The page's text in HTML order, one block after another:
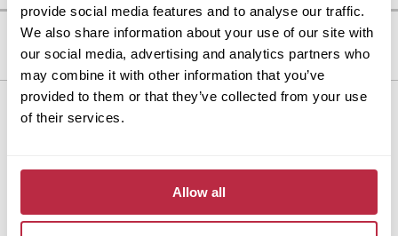
provide social media features and to analyse our traffic.
We also share information about your use of our site with
our social media, advertising and analytics partners who
may combine it with other information that you’ve
provided to them or that they’ve collected from your use
of their services.
Allow all
Dlažba Fortelock
Produkty a řešení
Nástroje